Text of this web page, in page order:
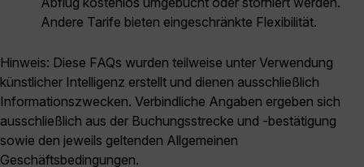
Andere Tarife bieten eingeschränkte Flexibilität.
Hinweis: Diese FAQs wurden teilweise unter Verwendung
künstlicher Intelligenz erstellt und dienen ausschließlich
Informationszwecken. Verbindliche Angaben ergeben sich
ausschließlich aus der Buchungsstrecke und -bestätigung
sowie den jeweils geltenden Allgemeinen
Geschäftsbedingungen.